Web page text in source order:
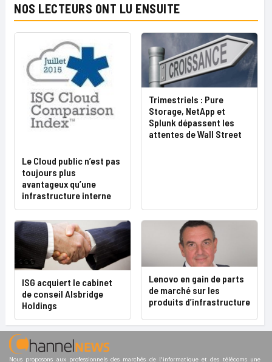
NOS LECTEURS ONT LU ENSUITE
Le Cloud public n’est pas
toujours plus
avantageux qu’une
infrastructure interne
Trimestriels : Pure
Storage, NetApp et
Splunk dépassent les
attentes de Wall Street
ISG acquiert le cabinet
de conseil Alsbridge
Holdings
Lenovo en gain de parts
de marché sur les
produits d’infrastructure
Nous proposons aux professionnels des marchés de l'informatique et des télécoms une